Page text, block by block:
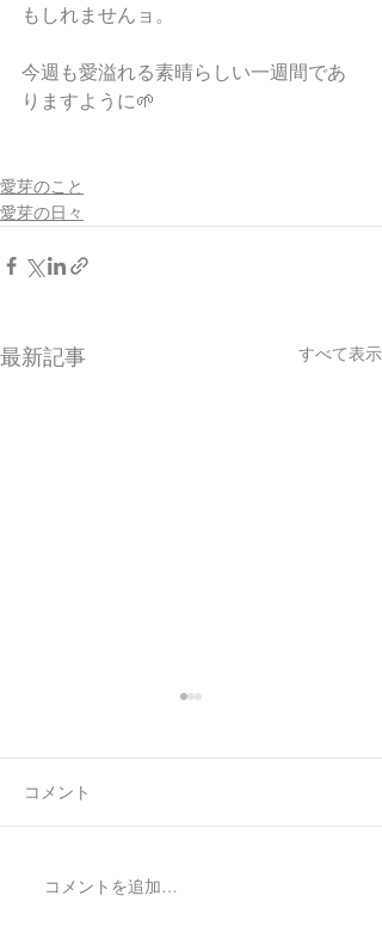
もしれませんョ。
今週も愛溢れる素晴らしい一週間であ
りますように🌱
愛芽のこと
愛芽の日々
最新記事 すべて表示
7月最後の日録
コメント
コメントを追加…